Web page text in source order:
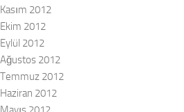
Kasım 2012
Ekim 2012
Eylül 2012
Ağustos 2012
Temmuz 2012
Haziran 2012